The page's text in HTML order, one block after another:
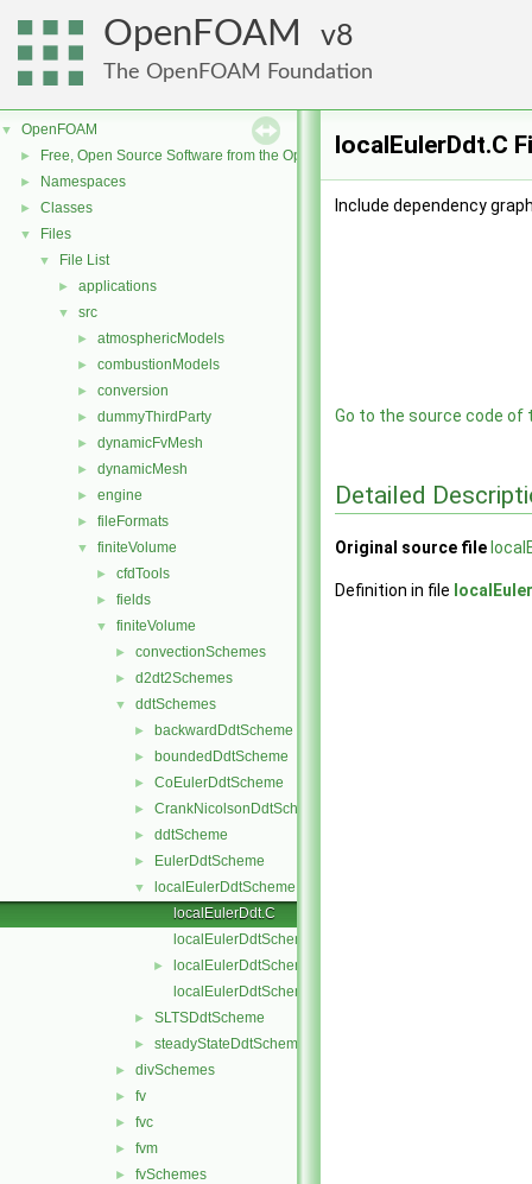
OpenFOAM 8
The OpenFOAM Foundation
▼ OpenFOAM
► Free, Open Source Software from the OpenFOAM Foundation
► Namespaces
► Classes
▼ Files
▼ File List
► applications
▼ src
► atmosphericModels
► combustionModels
► conversion
► dummyThirdParty
► dynamicFvMesh
► dynamicMesh
► engine
► fileFormats
▼ finiteVolume
► cfdTools
► fields
▼ finiteVolume
► convectionSchemes
► d2dt2Schemes
▼ ddtSchemes
► backwardDdtScheme
► boundedDdtScheme
► CoEulerDdtScheme
► CrankNicolsonDdtScheme
► ddtScheme
► EulerDdtScheme
▼
localEulerDdtScheme
localEulerDdt.C
localEulerDdtScheme.C
►
localEulerDdtScheme.H
localEulerDdtSchemes.C
► SLTSDdtScheme
► steadyStateDdtScheme
► divSchemes
► fv
► fvc
► fvm
► fvSchemes
localEulerDdt.C
Include dependency
Go to the source code of
Detailed
Original source file
Definition in file